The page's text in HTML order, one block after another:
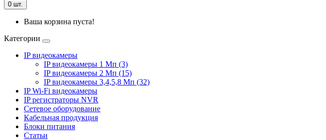
0 шт.
Ваша корзина пуста!
Категории
IP видеокамеры
IP видеокамеры 1 Мп (3)
IP видеокамеры 2 Мп (15)
IP видеокамеры 3,4,5,8 Мп (32)
IP Wi-Fi видеокамеры
IP регистраторы NVR
Сетевое оборудование
Кабельная продукция
Блоки питания
Статьи